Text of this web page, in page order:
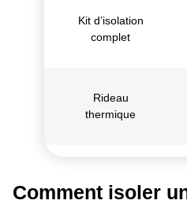
Kit d’isolation
complet
Rideau
thermique
Comment isoler